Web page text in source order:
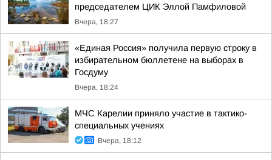
председателем ЦИК Эллой Памфиловой
Вчера, 18:27
«Единая Россия» получила первую строку в
избирательном бюллетене на выборах в
Госдуму
Вчера, 18:24
МЧС Карелии приняло участие в тактико-
специальных учениях
Вчера, 18:12